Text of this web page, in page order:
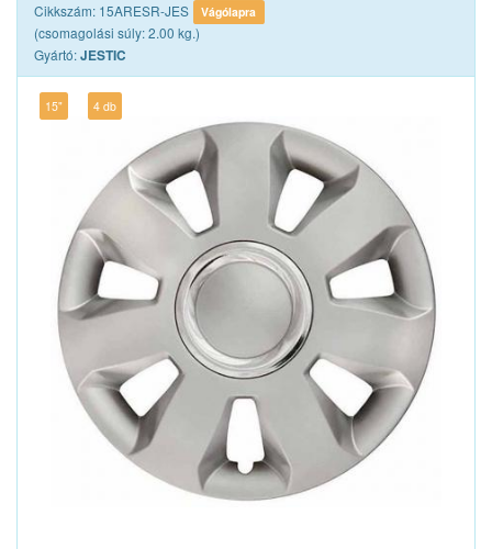
Cikkszám: 15ARESR-JES Vágólapra
(csomagolási súly: 2.00 kg.)
Gyártó:JESTIC
15" 4 db